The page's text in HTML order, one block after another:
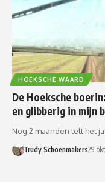
HOEKSCHE WAARD
De Hoeksche
en glibberig in mijn
Nog 2 maanden telt het
Trudy Schoenmakers29